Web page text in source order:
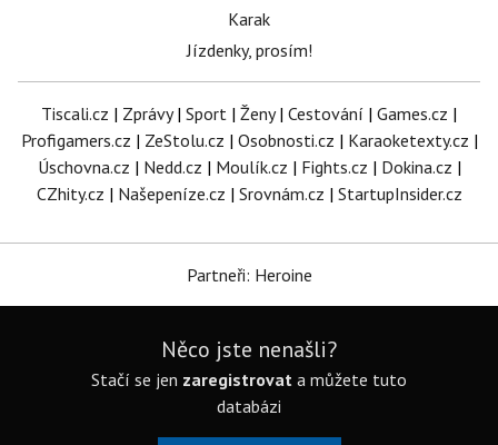
Karak
Jízdenky, prosím!
Tiscali.cz | Zprávy| Sport | Ženy| Cestování | Games.cz |
Profigamers.cz | ZeStolu.cz | Osobnosti.cz | Karaoketexty.cz |
Úschovna.cz | Nedd.cz | Moulík.cz | Fights.cz | Dokina.cz |
CZhity.cz | Našepeníze.cz | Srovnám.cz | StartupInsider.cz
Partneři: Heroine
Něco jste nenašli?
Stačí se jen zaregistrovat a můžete tuto
databázi